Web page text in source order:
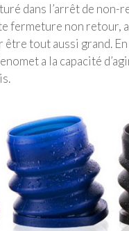
dans l’arrêt de non-
fermeture non retour,
tout aussi grand.
a la capacité